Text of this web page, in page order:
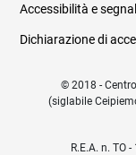
Accessibilità e
Dichiarazione di
© 2018 -
(siglabile
R.E.A. n. TO